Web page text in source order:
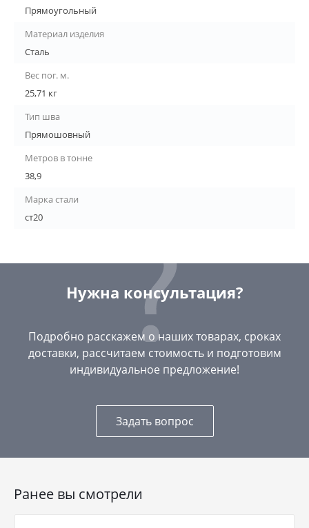
Прямоугольный
Материал изделия
Сталь
Вес пог. м.
25,71 кг
Тип шва
Прямошовный
Метров в тонне
38,9
Марка стали
ст20
Нужна консультация?
Подробно расскажем о наших товарах, сроках
доставки, рассчитаем стоимость и подготовим
индивидуальное предложение!
Задать вопрос
Ранее вы смотрели